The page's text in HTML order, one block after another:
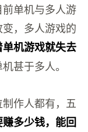
单机与多人游
，多人游戏的
机游戏就失去
甚于多人。
作人都有，五
多少钱，能回